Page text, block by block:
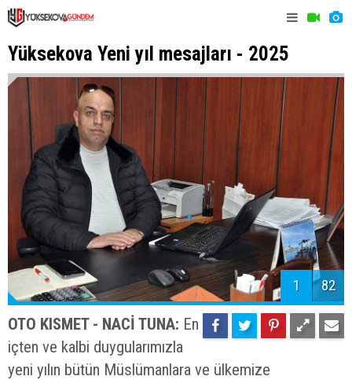
Yüksekova Yeni yıl mesajları - 2025
1 82
OTO KISMET - NACİ TUNA: En
içten ve kalbi duygularımızla
yeni yılın bütün Müslümanlara ve ülkemize